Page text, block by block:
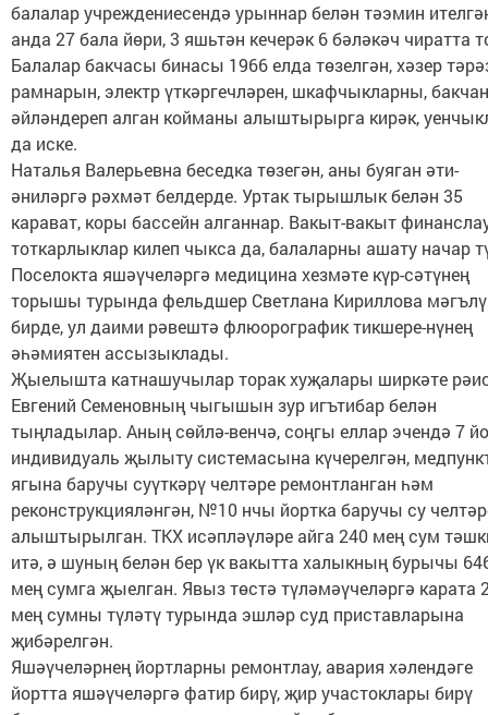
балалар учреждениесендә урыннар белән тәэмин
анда 27 бала йөри, 3 яшьтән кечерәк 6 бәләкәч чиратта
Балалар бакчасы бинасы 1966 елда төзелгән, хәзер
рамнарын, электр үткәргечләрен, шкафчыкларны,
әйләндереп алган койманы алыштырырга кирәк,
да иске.
Наталья Валерьевна беседка төзегән, аны буяган әти-
әниләргә рәхмәт белдерде. Уртак тырышлык белән 35
карават, коры бассейн алганнар. Вакыт-вакыт
тоткарлыклар килеп чыкса да, балаларны ашату начар
Поселокта яшәүчеләргә медицина хезмәте күр-сәтүнең
торышы турында фельдшер Светлана Кириллова
бирде, ул даими рәвештә флюорографик тикшере-нүнең
әһәмиятен ассызыклады.
Җыелышта катнашучылар торак хуҗалары ширкәте
Евгений Семеновның чыгышын зур игътибар белән
тыңладылар. Аның сөйлә-венчә, соңгы еллар эчендә 7
индивидуаль җылыту системасына күчерелгән,
ягына баручы суүткәрү челтәре ремонтланган һәм
реконструкцияләнгән, №10 нчы йортка баручы су
алыштырылган. ТКХ исәпләүләре айга 240 мең сум
итә, ә шуның белән бер үк вакытта халыкның бурычы
мең сумга җыелган. Явыз төстә түләмәүчеләргә карата
мең сумны түләтү турында эшләр суд приставларына
җибәрелгән.
Яшәүчеләрнең йортларны ремонтлау, авария хәлендәге
йортта яшәүчеләргә фатир бирү, җир участоклары бирү